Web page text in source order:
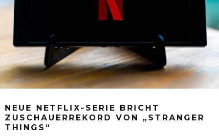
NEUE NETFLIX-SERIE BRICHT
ZUSCHAUERREKORD VON „STRANGER
THINGS“